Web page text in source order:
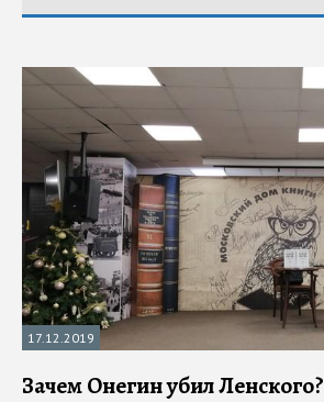
17.12.2019
Зачем Онегин убил Ленского?